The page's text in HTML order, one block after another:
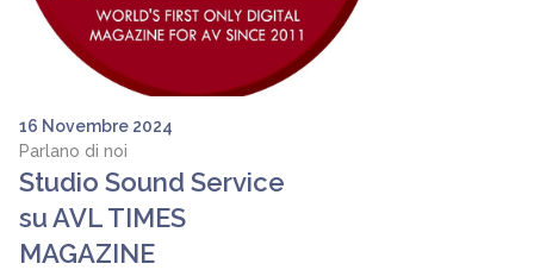
16 Novembre 2024
Parlano di noi
Studio Sound Service
su AVL TIMES
MAGAZINE